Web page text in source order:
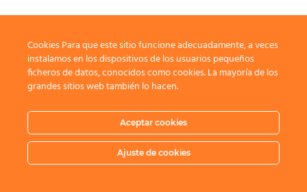
Cookies Para que este sitio funcione adecuadamente, a veces
instalamos en los dispositivos de los usuarios pequeños
ficheros de datos, conocidos como cookies. La mayoría de los
grandes sitios web también lo hacen.
Aceptar cookies
Ajuste de cookies